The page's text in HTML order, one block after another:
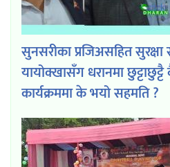
सुनसरीका प्रजिअसहित
यायोक्खासँग धरानमा
कार्यक्रममा के भयो सहमति ?